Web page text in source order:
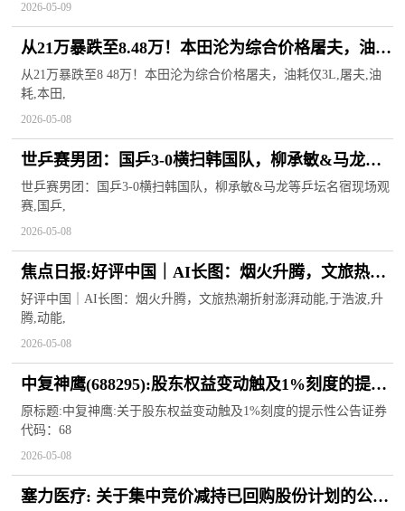
2026-05-09
从21万暴跌至8.48万！本田沦为综合价格屠夫，油耗
仅3L
从21万暴跌至8 48万！本田沦为综合价格屠夫，油耗仅3L,屠夫,油
耗,本田,
2026-05-08
世乒赛男团：国乒3-0横扫韩国队，柳承敏&马龙等
乒坛名宿现场观赛 焦点速讯
世乒赛男团：国乒3-0横扫韩国队，柳承敏&马龙等乒坛名宿现场观
赛,国乒,
2026-05-08
焦点日报:好评中国｜AI长图：烟火升腾，文旅热潮
折射澎湃动能
好评中国｜AI长图：烟火升腾，文旅热潮折射澎湃动能,于浩波,升
腾,动能,
2026-05-08
中复神鹰(688295):股东权益变动触及1%刻度的提示
性公告|每日焦点
原标题:中复神鹰:关于股东权益变动触及1%刻度的提示性公告证券
代码：68
2026-05-08
塞力医疗: 关于集中竞价减持已回购股份计划的公告|